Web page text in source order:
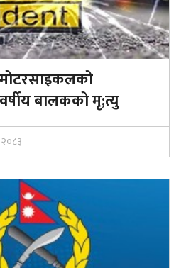
बालकको मृ;त्यु